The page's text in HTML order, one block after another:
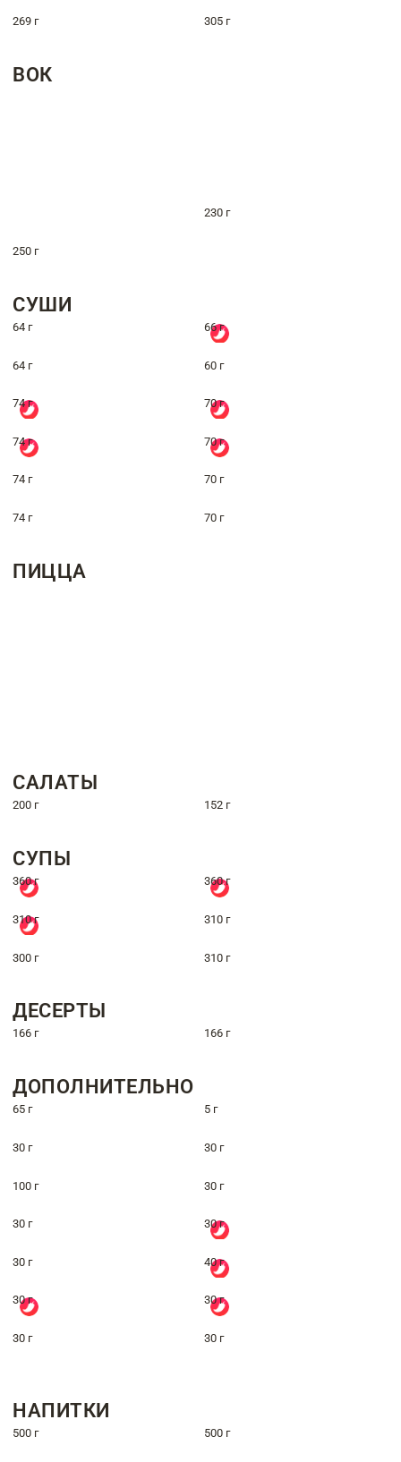
269 г 305 г
ВОК
230 г
250 г
СУШИ
64 г 66 г
64 г 60 г
74 г 70 г
74 г 70 г
74 г 70 г
74 г 70 г
ПИЦЦА
САЛАТЫ
200 г 152 г
СУПЫ
360 г 360 г
310 г 310 г
300 г 310 г
ДЕСЕРТЫ
166 г 166 г
ДОПОЛНИТЕЛЬНО
65 г 5 г
30 г 30 г
100 г 30 г
30 г 30 г
30 г 40 г
30 г 30 г
30 г 30 г
НАПИТКИ
500 г 500 г